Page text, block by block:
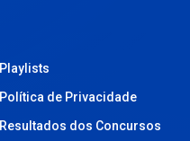
Playlists
Política de Privacidade
Resultados dos Concursos